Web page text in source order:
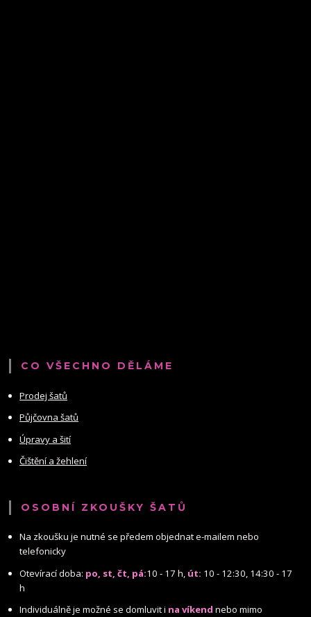
CO VŠECHNO DĚLÁME
Prodej šatů
Půjčovna šatů
Úpravy a šití
Čištění a žehlení
OSOBNÍ ZKOUŠKY ŠATŮ
Na zkoušku je nutné se předem objednat e-mailem nebo
telefonicky
Otevírací doba: po, st, čt, pá:10 - 17 h, út: 10 - 12:30, 14:30 - 17
h
Individuálně je možné se domluvit i na víkend nebo mimo